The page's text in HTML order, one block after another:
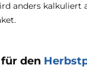
anders kalkuliert
den